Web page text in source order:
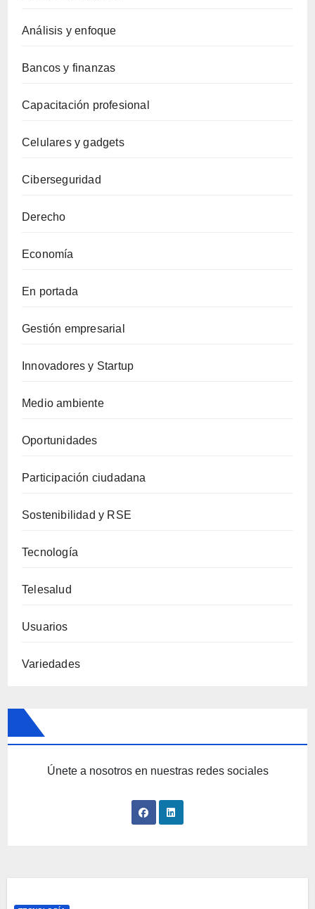
Análisis y enfoque
Bancos y finanzas
Capacitación profesional
Celulares y gadgets
Ciberseguridad
Derecho
Economía
En portada
Gestión empresarial
Innovadores y Startup
Medio ambiente
Oportunidades
Participación ciudadana
Sostenibilidad y RSE
Tecnología
Telesalud
Usuarios
Variedades
Únete a nosotros en nuestras redes sociales